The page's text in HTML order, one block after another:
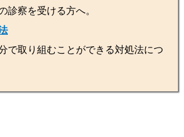
診察を受ける方へ。
で取り組むことができる対処法につ